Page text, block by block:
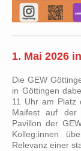
1. Mai 2026
Die GEW
in Göttingen
11 Uhr am Platz
Maifest auf der
Pavillon der
Kolleg:innen
Relevanz einer